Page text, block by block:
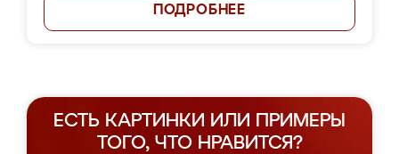
ПОДРОБНЕЕ
ЕСТЬ КАРТИНКИ ИЛИ ПРИМЕРЫ
ТОГО, ЧТО НРАВИТСЯ?